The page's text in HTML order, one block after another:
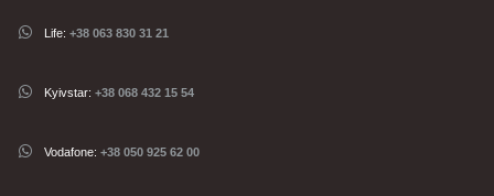
Life: +38 063 830 31 21
Kyivstar: +38 068 432 15 54
Vodafone: +38 050 925 62 00